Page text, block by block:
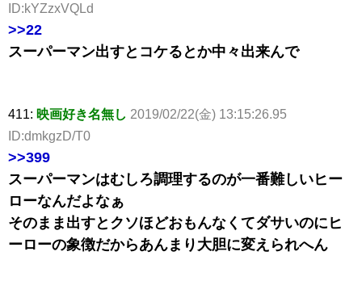
ID:kYZzxVQLd
>>22
スーパーマン出すとコケるとか中々出来んで
411: 映画好き名無し 2019/02/22(金) 13:15:26.95
ID:dmkgzD/T0
>>399
スーパーマンはむしろ調理するのが一番難しいヒー
ローなんだよなぁ
そのまま出すとクソほどおもんなくてダサいのにヒ
ーローの象徴だからあんまり大胆に変えられへん